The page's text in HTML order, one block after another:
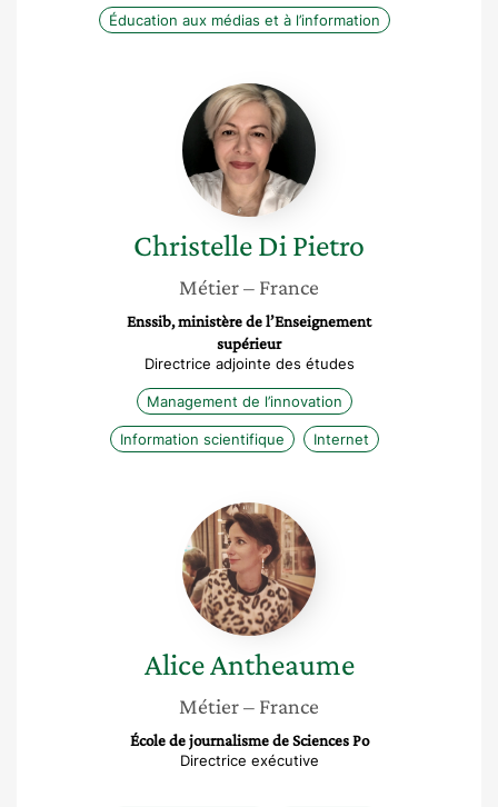
Éducation aux médias et à l’information
Christelle
Pietro
ChristelleDi Pietro
Métier– France
Enssib, ministère de l’Enseignement
supérieur
Directrice adjointe des études
Management de l’innovation
Information scientifique Internet
Alice
Antheaume
AliceAntheaume
Métier– France
École de journalisme de Sciences Po
Directrice exécutive